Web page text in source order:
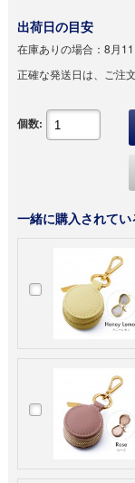
出荷日の目安
在庫ありの場合： 8月
正確な発送日は、ご注
個数:
一緒に購入されて